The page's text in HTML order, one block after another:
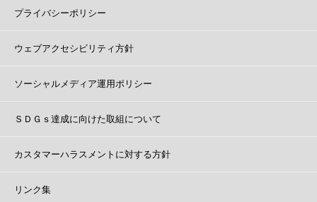
プライバシーポリシー
ウェブアクセシビリティ方針
ソーシャルメディア運用ポリシー
ＳＤＧｓ達成に向けた取組について
カスタマーハラスメントに対する方針
リンク集